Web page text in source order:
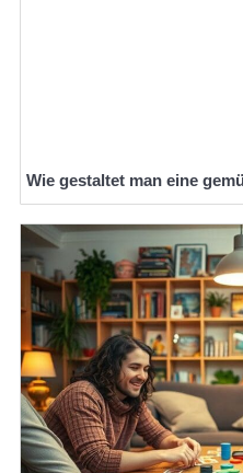
Wie gestaltet man eine